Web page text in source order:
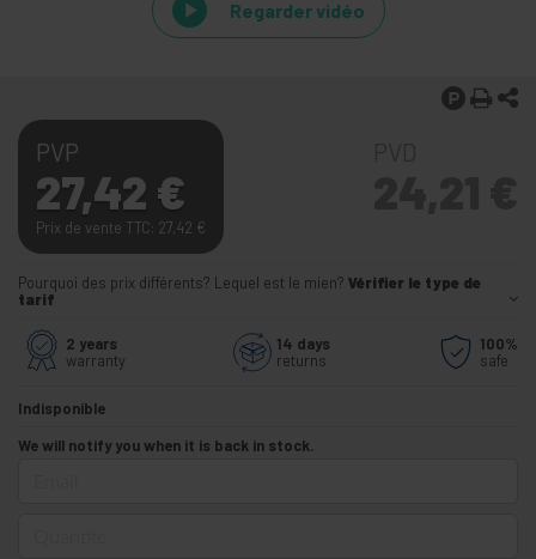
Regarder vidéo
PVP
27,42 €
Prix de vente TTC: 27,42 €
Pourquoi des prix différents? Lequel est le mien? Vérifier le type de
tarif
2 years
warranty
14 days
returns
100%
safe
Indisponible
We will notify you when it is back in stock.